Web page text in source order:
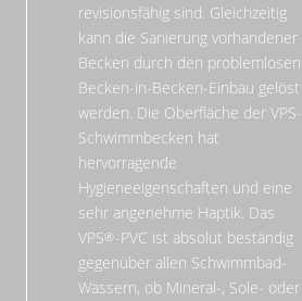
revisionsfähig sind. Gleichzeitig
kann die Sanierung vorhandener
Becken durch den problemlosen
Becken-in-Becken-Einbau gelöst
werden. Die Oberfläche der VPS-
Schwimmbecken hat
hervorragende
Hygieneeigenschaften und eine
sehr angenehme Haptik. Das
VPS
-PVC ist absolut beständig
gegenüber allen Schwimmbad-
Wassern, ob Mineral-, Sole- oder